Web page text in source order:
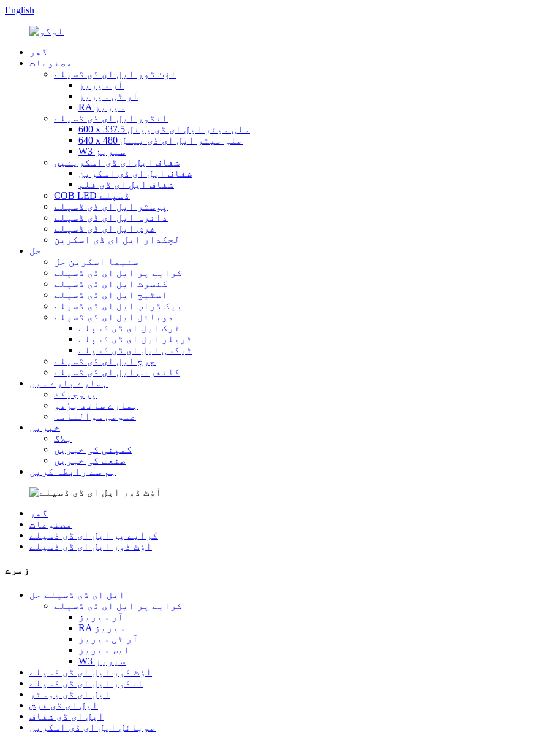
English
گھر
مصنوعات
آؤٹ ڈور ایل ای ڈی ڈسپلے
آر سیریز
آر ٹی سیریز
RA سیریز
انڈور ایل ای ڈی ڈسپلے
600 x 337.5 ملی میٹر ایل ای ڈی پینل
640 x 480 ملی میٹر ایل ای ڈی پینل
W3 سیریز
شفاف ایل ای ڈی اسکرینیں
شفاف ایل ای ڈی اسکرین
شفاف ایل ای ڈی فلم
COB LED ڈسپلے
پوسٹر ایل ای ڈی ڈسپلے
دائرہ ایل ای ڈی ڈسپلے
فرش ایل ای ڈی ڈسپلے
لچکدار ایل ای ڈی اسکرین
حل
سنیما اسکرین حل
کرایے پر ایل ای ڈی ڈسپلے
کنسرٹ ایل ای ڈی ڈسپلے
اسٹیج ایل ای ڈی ڈسپلے
بیک ڈراپ ایل ای ڈی ڈسپلے
موبائل ایل ای ڈی ڈسپلے
ٹرک ایل ای ڈی ڈسپلے
ٹریلر ایل ای ڈی ڈسپلے
ٹیکسی ایل ای ڈی ڈسپلے
چرچ ایل ای ڈی ڈسپلے
کانفرنس ایل ای ڈی ڈسپلے
ہمارے بارے میں
پروجیکٹ
ہمارے ساتھ بڑھو
عمومی سوالنامہ
خبریں
بلاگ
کمپنی کی خبریں
صنعت کی خبریں
ہم سے رابطہ کریں
گھر
مصنوعات
کرایے پر ایل ای ڈی ڈسپلے
آؤٹ ڈور ایل ای ڈی ڈسپلے
زمرے
ایل ای ڈی ڈسپلے حل
کرایے پر ایل ای ڈی ڈسپلے
آر سیریز
RA سیریز
آر ٹی سیریز
ایس سیریز
W3 سیریز
آؤٹ ڈور ایل ای ڈی ڈسپلے
انڈور ایل ای ڈی ڈسپلے
ایل ای ڈی پوسٹر
ایل ای ڈی فرش
ایل ای ڈی شفاف
موبائل ایل ای ڈی اسکرین